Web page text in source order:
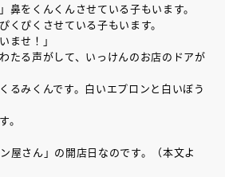
鼻をくんくんさせている子もいます。
くぴくさせている子もいます。
ませ！」
たる声がして、いっけんのお店のドアが
るみくんです。白いエプロンと白いぼう
。
屋さん」の開店日なのです。（本文よ